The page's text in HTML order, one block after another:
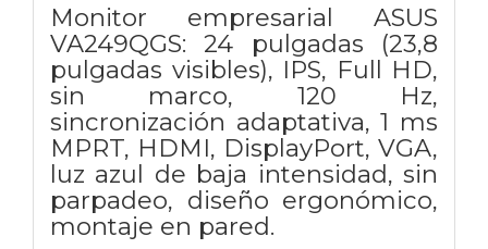
Monitor empresarial ASUS
VA249QGS: 24 pulgadas (23,8
pulgadas visibles), IPS, Full HD,
sin marco, 120 Hz,
sincronización adaptativa, 1 ms
MPRT, HDMI, DisplayPort, VGA,
luz azul de baja intensidad, sin
parpadeo, diseño ergonómico,
montaje en pared.